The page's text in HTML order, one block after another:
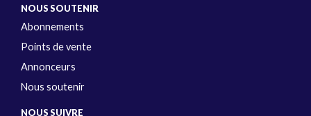
NOUS SOUTENIR
Abonnements
Points de vente
Annonceurs
Nous soutenir
NOUS SUIVRE